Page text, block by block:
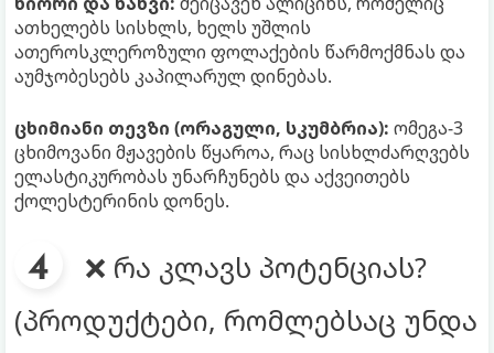
ათხელებს სისხლს, ხელს უშლის
ათეროსკლეროზული ფოლაქების წარმოქმნას და
აუმჯობესებს კაპილარულ დინებას.
ცხიმიანი თევზი (ორაგული, სკუმბრია): ომეგა-3
ცხიმოვანი მჟავების წყაროა, რაც სისხლძარღვებს
ელასტიკურობას უნარჩუნებს და აქვეითებს
ქოლესტერინის დონეს.
❌ რა კლავს პოტენციას?
(პროდუქტები, რომლებსაც უნდა